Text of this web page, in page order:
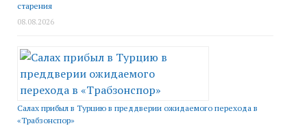
старения
08.08.2026
Салах прибыл в Турцию в преддверии ожидаемого перехода в
«Трабзонспор»